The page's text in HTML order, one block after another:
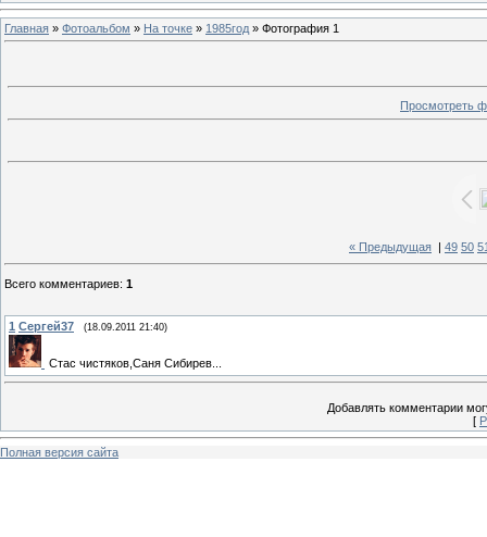
Главная » Фотоальбом » На точке » 1985год » Фотография 1
Просмотреть
« Предыдущая 49 50
Всего комментариев: 1
1 Сергей37 (18.09.2011 21:40)
Стас чистяков,Саня Сибирев...
Добавлять комментарии
[
Полная версия сайта